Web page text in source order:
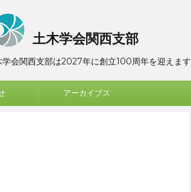
土木学会関西支部
学会関西支部は2027年に創立100周年を迎えます
アーカイブス